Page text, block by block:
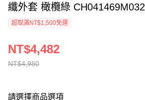
纖外套 橄欖綠 CH041469M032
超取滿NT$1,500免運
NT$4,980
NT$4,482
請選擇商品選項